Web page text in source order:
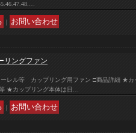
｜
ングファン
ーレル等 カップリング用ファン □商品詳細 ★
★カップリング本体は日…
｜